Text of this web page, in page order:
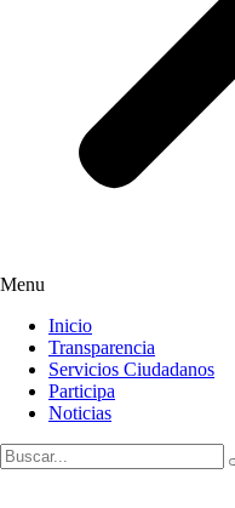
Menu
Inicio
Transparencia
Servicios Ciudadanos
Participa
Noticias